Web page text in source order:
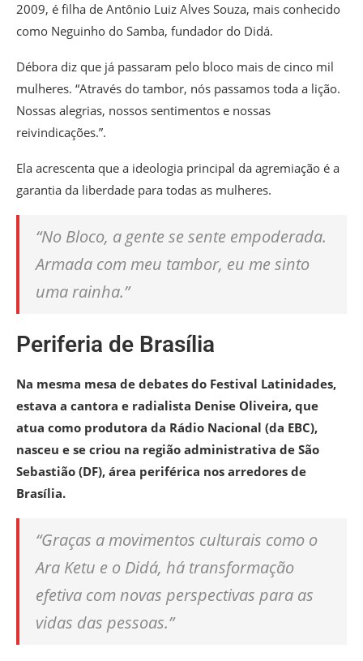
2009, é filha de Antônio Luiz Alves Souza, mais conhecido
como Neguinho do Samba, fundador do Didá.
Débora diz que já passaram pelo bloco mais de cinco mil
mulheres. “Através do tambor, nós passamos toda a lição.
Nossas alegrias, nossos sentimentos e nossas
reivindicações.”.
Ela acrescenta que a ideologia principal da agremiação é a
garantia da liberdade para todas as mulheres.
“No Bloco, a gente se sente empoderada.
Armada com meu tambor, eu me sinto
uma rainha.”
Periferia de Brasília
Na mesma mesa de debates do Festival Latinidades,
estava a cantora e radialista Denise Oliveira, que
atua como produtora da Rádio Nacional (da EBC),
nasceu e se criou na região administrativa de São
Sebastião (DF), área periférica nos arredores de
Brasília.
“Graças a movimentos culturais como o
Ara Ketu e o Didá, há transformação
efetiva com novas perspectivas para as
vidas das pessoas.”